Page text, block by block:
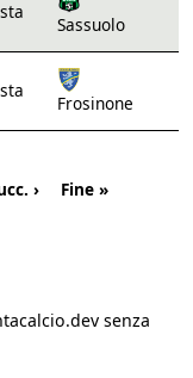
Sassuolo
Frosinone
› Fine »
senza